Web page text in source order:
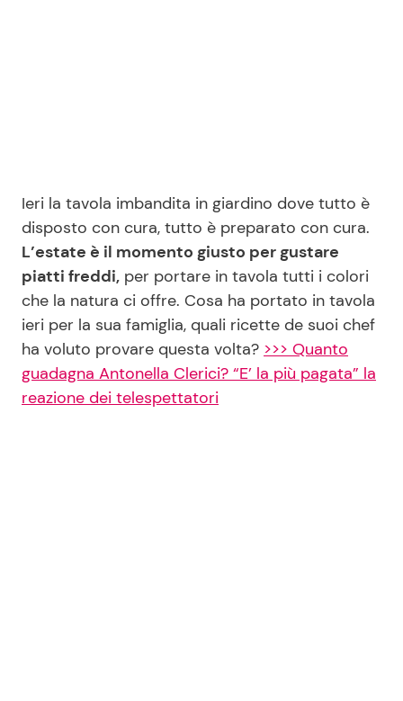
Redazione
Contattaci
Pubblicità
Privacy Policy
Ieri la tavola imbandita in giardino dove tutto è
disposto con cura, tutto è preparato con cura.
L’estate è il momento giusto per gustare
piatti freddi, per portare in tavola tutti i colori
che la natura ci offre. Cosa ha portato in tavola
ieri per la sua famiglia, quali ricette de suoi chef
ha voluto provare questa volta? >>> Quanto
guadagna Antonella Clerici? “E’ la più pagata” la
reazione dei telespettatori